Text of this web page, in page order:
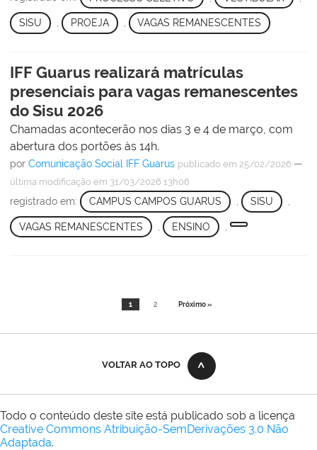
SISU , PROEJA , VAGAS REMANESCENTES
IFF Guarus realizará matrículas
presenciais para vagas remanescentes
do Sisu 2026
Chamadas acontecerão nos dias 3 e 4 de março, com
abertura dos portões às 14h.
por Comunicação Social IFF Guarus publicado em 25/02/2026 —
última modificação em 31/03/2026 13h06
registrado em: CAMPUS CAMPOS GUARUS SISU
VAGAS REMANESCENTES ENSINO
1 2 Próximo »
VOLTAR AO TOPO
Todo o conteúdo deste site está publicado sob a licença
Creative Commons Atribuição-SemDerivações 3.0 Não
Adaptada.